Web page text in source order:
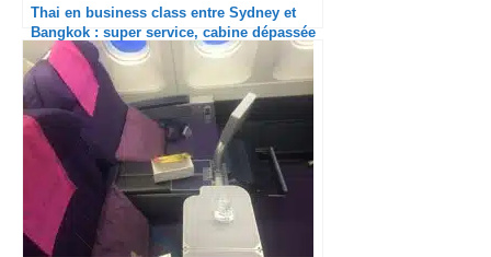
Thai en business class entre Sydney et
Bangkok : super service, cabine dépassée